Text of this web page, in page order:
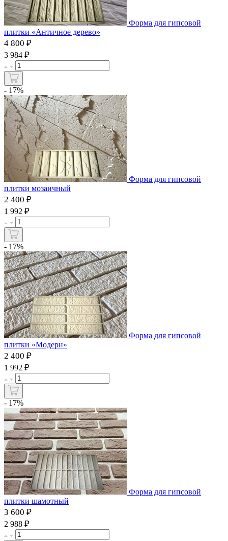
Форма для гипсовой
плитки «Античное дерево»
4 800 ₽
3 984 ₽
- 17%
Форма для гипсовой
плитки мозаичный
2 400 ₽
1 992 ₽
- 17%
Форма для гипсовой
плитки «Модерн»
2 400 ₽
1 992 ₽
- 17%
Форма для гипсовой
плитки шамотный
3 600 ₽
2 988 ₽